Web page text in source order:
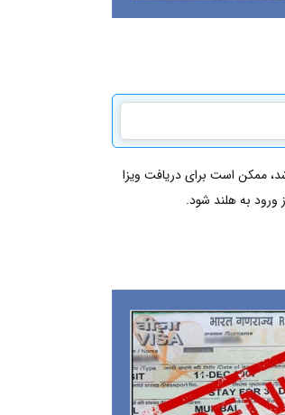
ممکن است برای دریافت ویزا
به هلند شود.